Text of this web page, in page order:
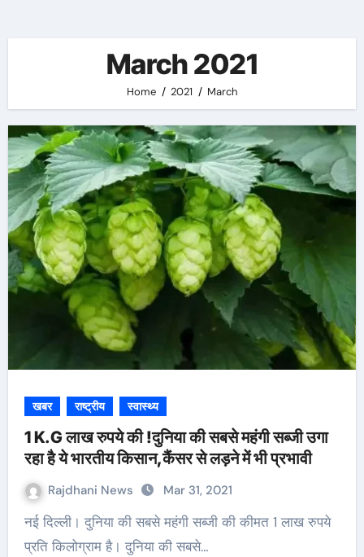
March 2021
Home 2021 March
खबर राष्ट्रीय स्वास्थ्य
1 K.G लाख रुपये की !दुनिया की सबसे महंगी सब्‍जी उगा
रहा है ये भारतीय किसान,कैंसर से लड़ने में भी प्रभावी
Rajdhani News Mar 31, 2021
नई दिल्‍ली। दुनिया की सबसे महंगी सब्‍जी की कीमत 1 लाख रुपये
प्रति किलोग्राम है। दुनिया की सबसे…